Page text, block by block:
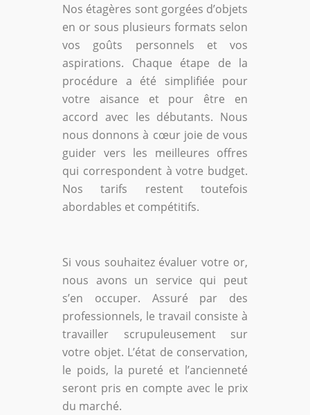
Nos étagères sont gorgées d’objets
en or sous plusieurs formats selon
vos goûts personnels et vos
aspirations. Chaque étape de la
procédure a été simplifiée pour
votre aisance et pour être en
accord avec les débutants. Nous
nous donnons à cœur joie de vous
guider vers les meilleures offres
qui correspondent à votre budget.
Nos tarifs restent toutefois
abordables et compétitifs.
Si vous souhaitez évaluer votre or,
nous avons un service qui peut
s’en occuper. Assuré par des
professionnels, le travail consiste à
travailler scrupuleusement sur
votre objet. L’état de conservation,
le poids, la pureté et l’ancienneté
seront pris en compte avec le prix
du marché.